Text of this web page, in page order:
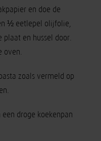
en doe de
½ eetlepel olijfolie,
en hussel door.
oven.
zoals vermeld op
droge koekenpan